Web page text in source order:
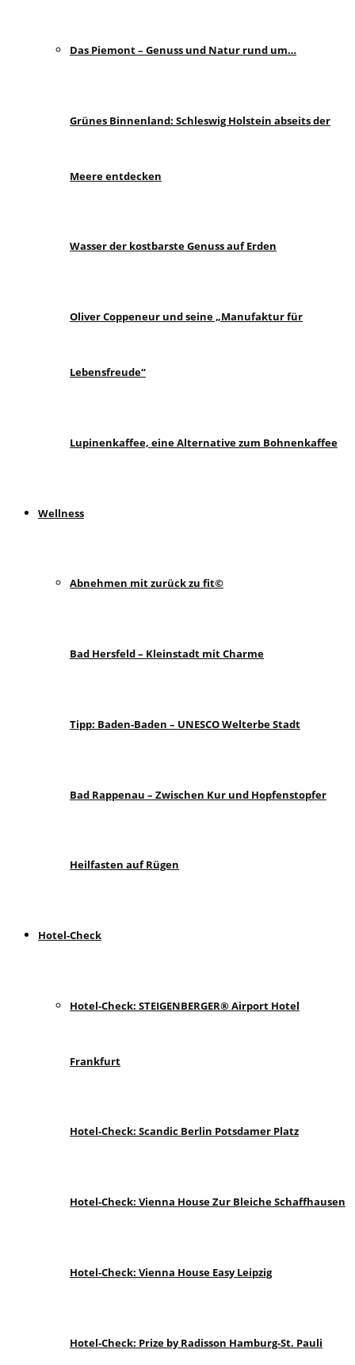
Das Piemont – Genuss und Natur rund um…
Grünes Binnenland: Schleswig Holstein abseits der
Meere entdecken
Wasser der kostbarste Genuss auf Erden
Oliver Coppeneur und seine „Manufaktur für
Lebensfreude“
Lupinenkaffee, eine Alternative zum Bohnenkaffee
Wellness
Abnehmen mit zurück zu fit©
Bad Hersfeld – Kleinstadt mit Charme
Tipp: Baden-Baden – UNESCO Welterbe Stadt
Bad Rappenau – Zwischen Kur und Hopfenstopfer
Heilfasten auf Rügen
Hotel-Check
Hotel-Check: STEIGENBERGER® Airport Hotel
Frankfurt
Hotel-Check: Scandic Berlin Potsdamer Platz
Hotel-Check: Vienna House Zur Bleiche Schaffhausen
Hotel-Check: Vienna House Easy Leipzig
Hotel-Check: Prize by Radisson Hamburg-St. Pauli